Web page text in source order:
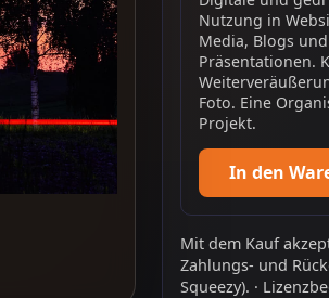
Nutzung in
Media, Blogs und
Präsentationen.
Foto. Eine
Projekt.
In den
Mit dem Kauf
Zahlungs- und
Squeezy). ·